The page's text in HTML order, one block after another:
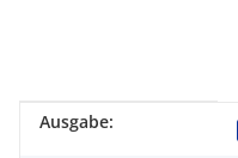
Produkteigenschaft
Wert
Ausgabe: